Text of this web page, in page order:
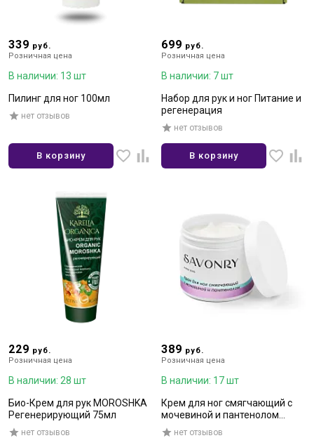
339 руб.
Розничная цена
В наличии: 13 шт
Пилинг для ног 100мл
нет отзывов
В корзину
699 руб.
Розничная цена
В наличии: 7 шт
Набор для рук и ног Питание и
регенерация
нет отзывов
В корзину
229 руб.
Розничная цена
В наличии: 28 шт
Био-Крем для рук MOROSHKA
Регенерирующий 75мл
нет отзывов
389 руб.
Розничная цена
В наличии: 17 шт
Крем для ног смягчающий с
мочевиной и пантенолом
200млнет отзывов